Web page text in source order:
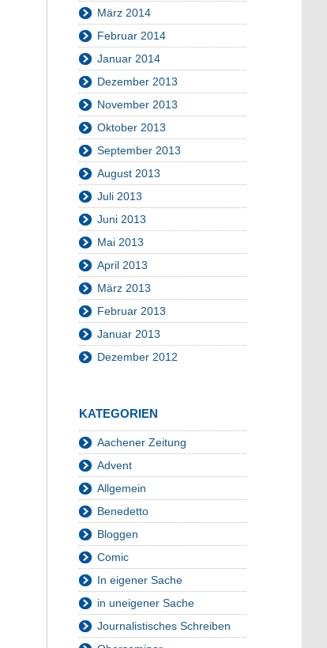
März 2014
Februar 2014
Januar 2014
Dezember 2013
November 2013
Oktober 2013
September 2013
August 2013
Juli 2013
Juni 2013
Mai 2013
April 2013
März 2013
Februar 2013
Januar 2013
Dezember 2012
KATEGORIEN
Aachener Zeitung
Advent
Allgemein
Benedetto
Bloggen
Comic
In eigener Sache
in uneigener Sache
Journalistisches Schreiben